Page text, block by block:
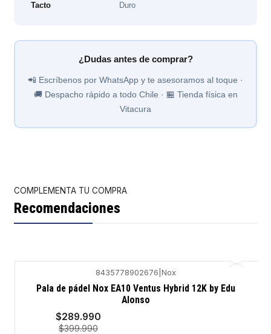
Tacto Duro
¿Dudas antes de comprar?
📲 Escríbenos por WhatsApp y te asesoramos al toque ·
🚚 Despacho rápido a todo Chile · 🏪 Tienda física en
Vitacura
COMPLEMENTA TU COMPRA
Recomendaciones
-28%
8435778902676 Nox
Pala de pádel Nox EA10 Ventus Hybrid 12K by Edu
Alonso
$289.990
$399.990